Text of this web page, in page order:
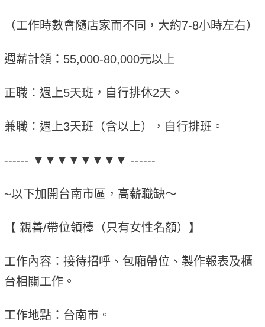
（工作時數會隨店家而不同，大約7-8小時左右）
週薪計領：55,000-80,000元以上
正職：週上5天班，自行排休2天。
兼職：週上3天班（含以上），自行排班。
------ ▼▼▼▼▼▼▼▼ ------
~以下加開台南市區，高薪職缺～
【 親善/帶位領檯（只有女性名額）】
工作內容：接待招呼、包廂帶位、製作報表及櫃
台相關工作。
工作地點：台南市。